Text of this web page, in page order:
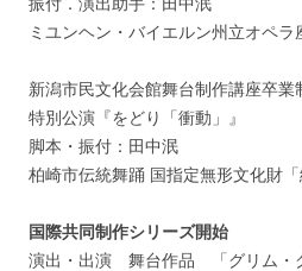
ミユンヘン・バイエルン州立オペラ
新潟市民文化会館舞台制作講座卒業
特別公演『をどり「衝動」』
脚本・振付：田中泯
柏崎市伝統舞踊 国指定無形文化財
国際共同制作シリーズ開始
演出・出演 舞台作品 「グリム・